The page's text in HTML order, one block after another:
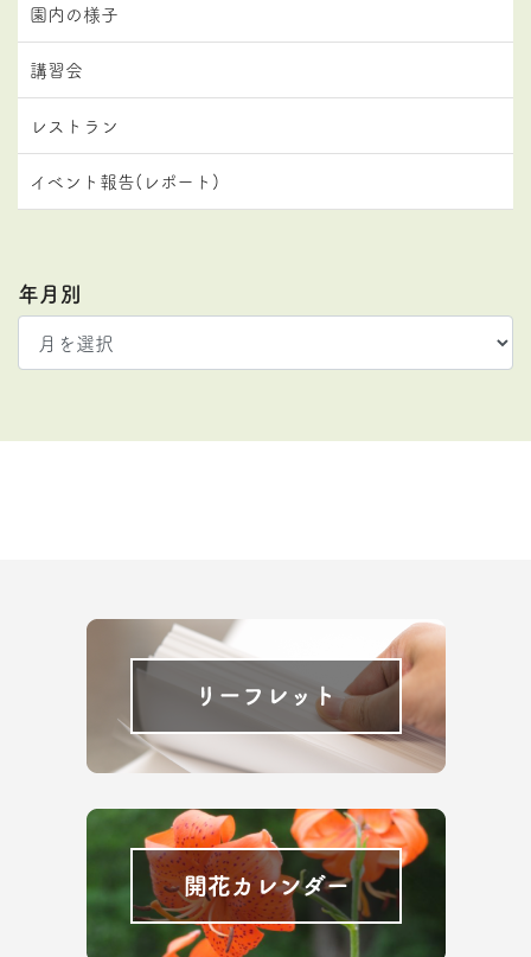
園内の様子
講習会
レストラン
イベント報告(レポート)
年月別